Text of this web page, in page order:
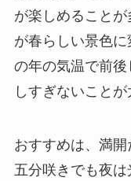
が楽しめること
が春らしい景色
の年の気温で前
しすぎないことが
おすすめは、満開
五分咲きでも夜